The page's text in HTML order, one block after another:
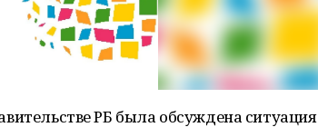
РБ была обсуждена ситуация